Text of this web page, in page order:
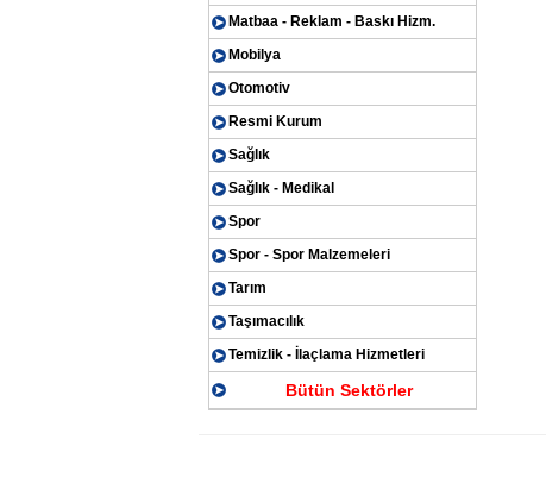
Matbaa - Reklam - Baskı Hizm.
Mobilya
Otomotiv
Resmi Kurum
Sağlık
Sağlık - Medikal
Spor
Spor - Spor Malzemeleri
Tarım
Taşımacılık
Temizlik - İlaçlama Hizmetleri
Bütün Sektörler